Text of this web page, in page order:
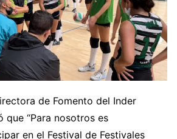
de Fomento del Inder
que “Para nosotros es
en el Festival de Festivales